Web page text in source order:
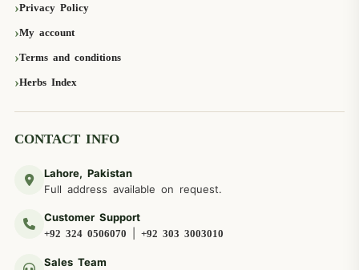
Privacy Policy
My account
Terms and conditions
Herbs Index
CONTACT INFO
Lahore, Pakistan
Full address available on request.
Customer Support
+92 324 0506070 +92 303 3003010
Sales Team